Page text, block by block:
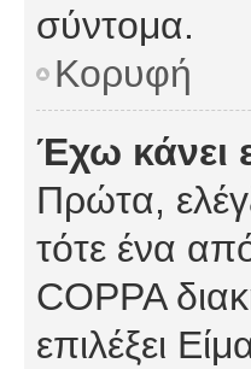
σύντομα.
Κορυφή
Έχω κάνει
Πρώτα,
τότε ένα
COPPA
επιλέξει